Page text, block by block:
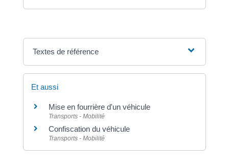
Textes de référence
Et aussi
Mise en fourrière d'un véhicule
Transports - Mobilité
Confiscation du véhicule
Transports - Mobilité